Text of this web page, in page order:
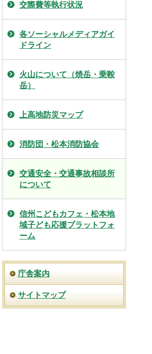
交際費等執行状況
各ソーシャルメディアガイ
ドライン
火山について（焼岳・乗鞍
岳）
上高地防災マップ
消防団・松本消防協会
交通安全・交通事故相談所
について
信州こどもカフェ・松本地
域子ども応援プラットフォ
ーム
庁舎案内
サイトマップ